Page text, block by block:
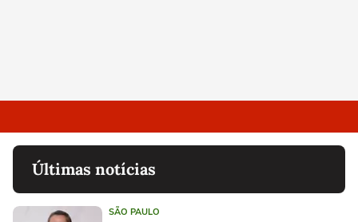
Últimas notícias
SÃO PAULO